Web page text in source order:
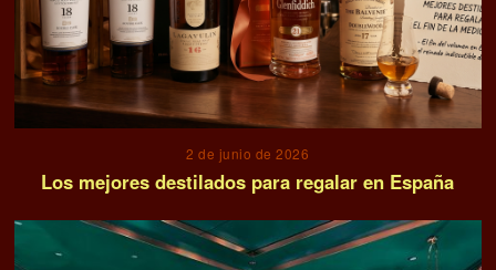
2 de junio de 2026
Los mejores destilados para regalar en España